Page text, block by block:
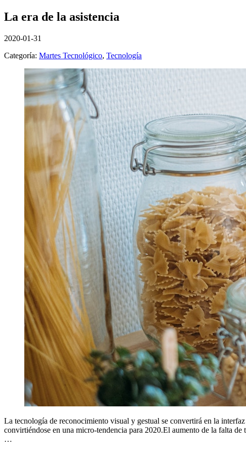
La era de la asistencia
2020-01-31
Categoría: Martes Tecnológico, Tecnología
La tecnología de reconocimiento visual y gestual se convertirá en la
convirtiéndose en una micro-tendencia para 2020.El aumento de la falta
…